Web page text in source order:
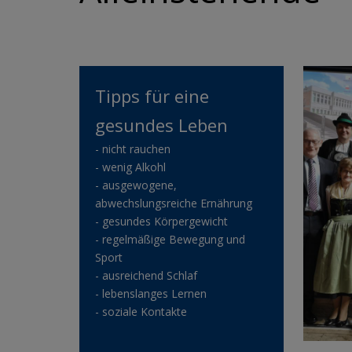
Tipps für eine
gesundes Leben
- nicht rauchen
- wenig Alkohl
- ausgewogene,
abwechslungsreiche Ernährung
- gesundes Körpergewicht
- regelmäßige Bewegung und
Sport
- ausreichend Schlaf
- lebenslanges Lernen
- soziale Kontakte